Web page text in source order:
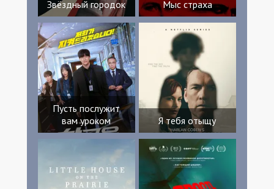
Звёздный городок Мыс страха
Пусть послужит
вам уроком
Я тебя отыщу